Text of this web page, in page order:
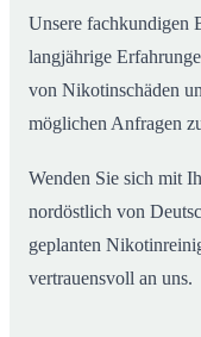
Unsere fachkundigen
langjährige
von Nikotinschäden
möglichen Anfragen
Wenden Sie sich mit
nordöstlich von
geplanten
vertrauensvoll an uns.